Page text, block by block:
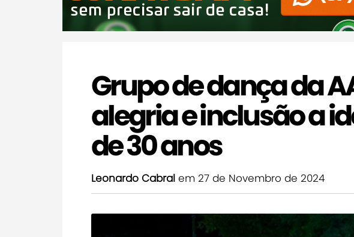
Grupo de dança da
alegria e inclusão a
de 30 anos
Leonardo Cabral em 27 de Novembro de 2024